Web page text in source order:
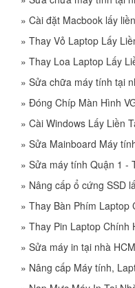
» Cài đặt Macbook lấy liền
» Thay Vỏ Laptop Lấy
» Thay Loa Laptop Lấy
» Sửa chữa máy tính tại
» Đóng Chíp Màn Hình
» Cài Windows Lấy Liền
» Sửa Mainboard Máy
» Sửa máy tính Quận 1 -
» Nâng cấp ổ cứng SSD
» Thay Bàn Phím Laptop
» Thay Pin Laptop Chính
» Sửa máy in tại nhà HCM
» Nâng cấp Máy tính,